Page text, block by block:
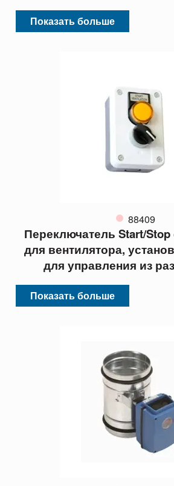
Показать больше
88409
Переключатель Start/
для вентилятора,
для управления из
Показать больше